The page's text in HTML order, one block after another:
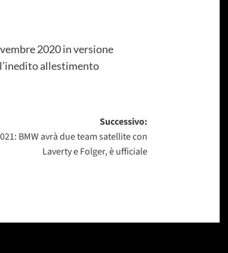
2020 in versione
allestimento
Successivo:
BMW avrà due team satellite con
Laverty e Folger, è ufficiale